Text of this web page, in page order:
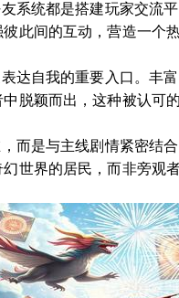
系统都是搭建玩家交流
此间的互动，营造一个
达自我的重要入口。丰
脱颖而出，这种被认可
而是与主线剧情紧密结
世界的居民，而非旁观者